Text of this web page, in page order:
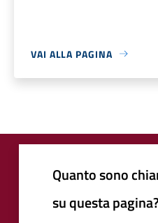
VAI ALLA PAGINA
Quanto sono
su questa